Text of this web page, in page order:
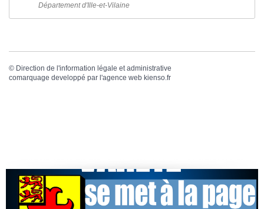
Département d'Ille-et-Vilaine
© Direction de l'information légale et administrative
comarquage developpé par l'agence web kienso.fr